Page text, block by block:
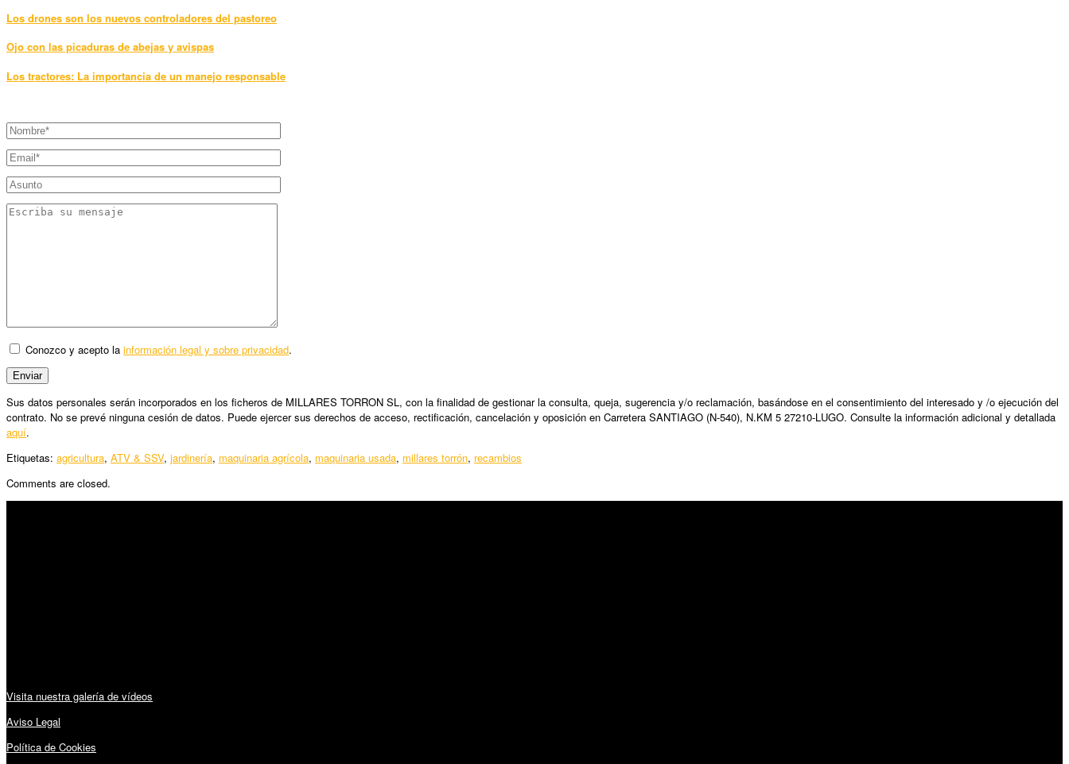
Los drones son los nuevos controladores del pastoreo
Ojo con las picaduras de abejas y avispas
Los tractores: La importancia de un manejo responsable
Conozco y acepto la información legal y sobre privacidad.
Sus datos personales serán incorporados en los ficheros de MILLARES TORRON SL, con la finalidad de gestionar la consulta, queja, sugerencia y/o reclamación, basándose en el consentimiento del interesado y /o ejecución del
contrato. No se prevé ninguna cesión de datos. Puede ejercer sus derechos de acceso, rectificación, cancelación y oposición en Carretera SANTIAGO (N-540), N.KM 5 27210-LUGO. Consulte la información adicional y detallada
aquí.
Etiquetas: agricultura, ATV & SSV, jardinería, maquinaria agrícola, maquinaria usada, millares torrón, recambios
Comments are closed.
Visita nuestra galería de vídeos
Aviso Legal
Política de Cookies